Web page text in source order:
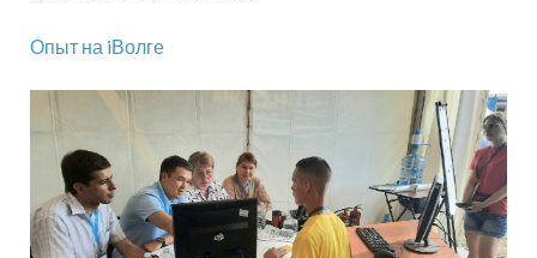
Опыт на iВолге